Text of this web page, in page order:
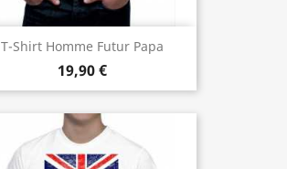
T-Shirt Homme Futur Papa
19,90 €